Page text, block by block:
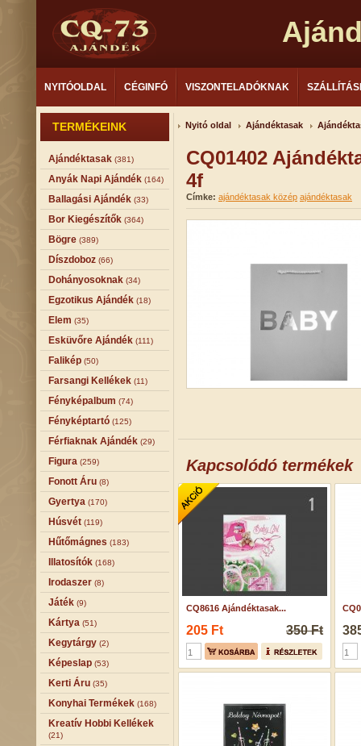
NYITÓOLDAL CÉGINFÓ VISZONTELADÓKNAK
TERMÉKEINK
Ajándéktasak (381)
Anyák Napi Ajándék (164)
Ballagási Ajándék (33)
Bor Kiegészítők (364)
Bögre (389)
Díszdoboz (66)
Dohányosoknak (34)
Egzotikus Ajándék (18)
Elem (35)
Esküvőre Ajándék (111)
Falikép (50)
Farsangi Kellékek (11)
Fényképalbum (74)
Fényképtartó (125)
Férfiaknak Ajándék (29)
Figura (259)
Fonott Áru (8)
Gyertya (170)
Húsvét (119)
Hűtőmágnes (183)
Illatosítók (168)
Irodaszer (8)
Játék (9)
Kártya (51)
Kegytárgy (2)
Képeslap (53)
Kerti Áru (35)
Konyhai Termékek (168)
Kreatív Hobbi Kellékek
(21)
Nyitó oldal Ajándéktasak
CQ01402
4f
Címke: ajándéktasak közép ajándéktasak
Kapcsolódó termékek
CQ8616 Ajándéktasak...
205 Ft 350 Ft